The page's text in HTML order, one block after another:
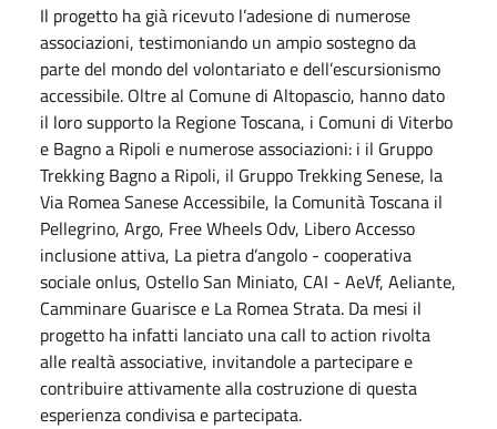
Il progetto ha già ricevuto l’adesione di numerose
associazioni, testimoniando un ampio sostegno da
parte del mondo del volontariato e dell’escursionismo
accessibile. Oltre al Comune di Altopascio, hanno dato
il loro supporto la Regione Toscana, i Comuni di Viterbo
e Bagno a Ripoli e numerose associazioni: i il Gruppo
Trekking Bagno a Ripoli, il Gruppo Trekking Senese, la
Via Romea Sanese Accessibile, la Comunità Toscana il
Pellegrino, Argo, Free Wheels Odv, Libero Accesso
inclusione attiva, La pietra d’angolo - cooperativa
sociale onlus, Ostello San Miniato, CAI - AeVf, Aeliante,
Camminare Guarisce e La Romea Strata. Da mesi il
progetto ha infatti lanciato una call to action rivolta
alle realtà associative, invitandole a partecipare e
contribuire attivamente alla costruzione di questa
esperienza condivisa e partecipata.